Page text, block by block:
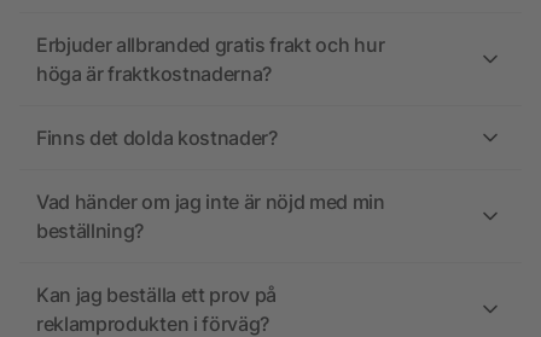
Erbjuder allbranded gratis frakt och hur
höga är fraktkostnaderna?
Finns det dolda kostnader?
Vad händer om jag inte är nöjd med min
beställning?
Kan jag beställa ett prov på
reklamprodukten i förväg?